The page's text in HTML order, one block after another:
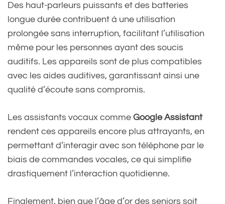
Des haut-parleurs puissants et des batteries
longue durée contribuent à une utilisation
prolongée sans interruption, facilitant l’utilisation
même pour les personnes ayant des soucis
auditifs. Les appareils sont de plus compatibles
avec les aides auditives, garantissant ainsi une
qualité d’écoute sans compromis.
Les assistants vocaux comme Google Assistant
rendent ces appareils encore plus attrayants, en
permettant d’interagir avec son téléphone par le
biais de commandes vocales, ce qui simplifie
drastiquement l’interaction quotidienne.
Finalement, bien que l’âge d’or des seniors soit